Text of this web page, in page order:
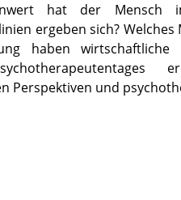
hat der Mensch
ergeben sich?
haben
Perspektiven und